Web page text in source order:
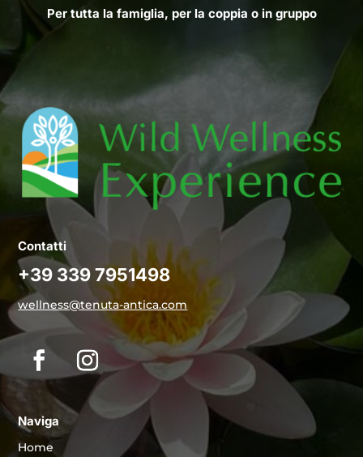
Per tutta la famiglia, per la coppia o in gruppo
Contatti
+39 339 7951498
wellness@tenuta-antica.com
Naviga
Home